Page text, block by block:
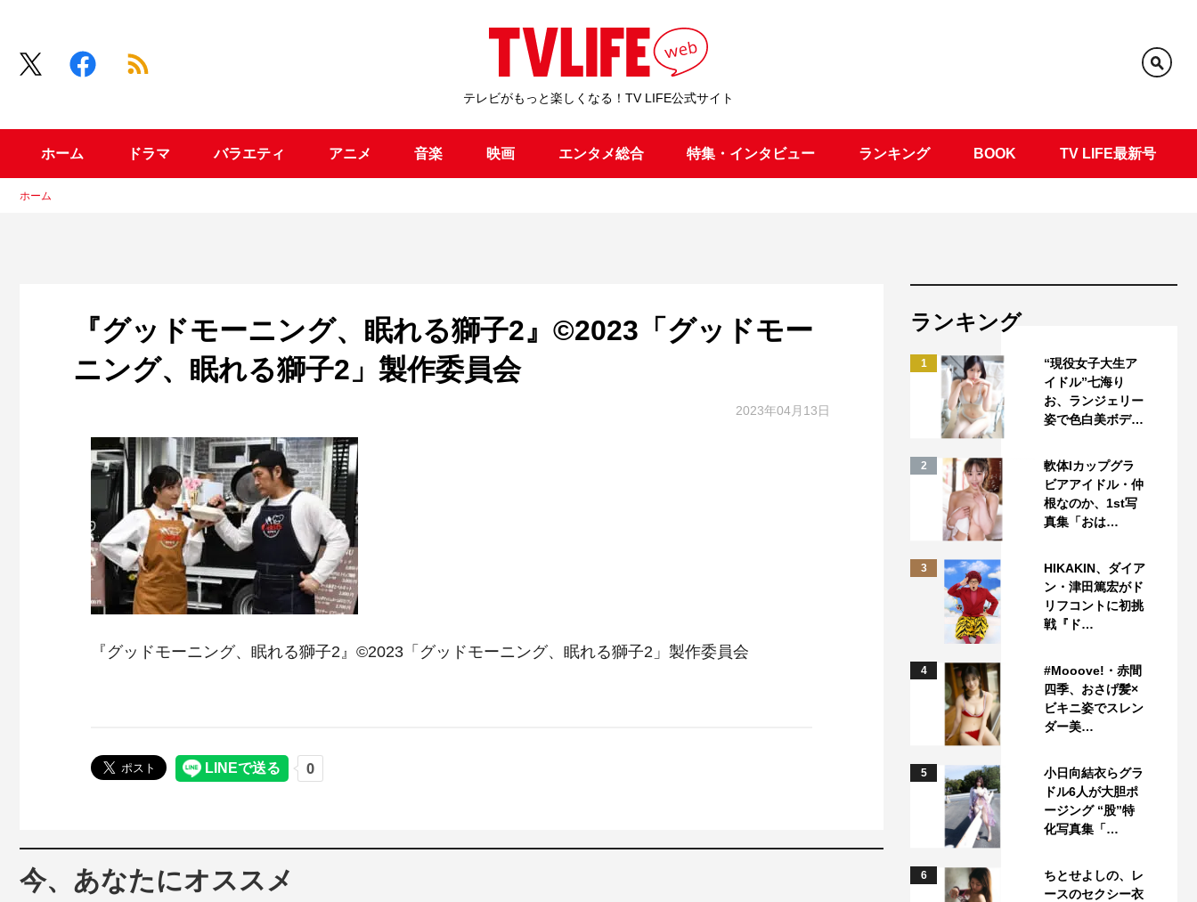
テレビがもっと楽しくなる！TV LIFE公式サイト
ホーム ドラマ バラエティ アニメ 音楽 映画 エンタメ総合 特集・インタビュー ランキング BOOK TV LIFE最新号
ホーム
『グッドモーニング、眠れる獅子2』©2023「グッドモー
ニング、眠れる獅子2」製作委員会
2023年04月13日
『グッドモーニング、眠れる獅子2』©2023「グッドモーニング、眠れる獅子2」製作委員会
今、あなたにオススメ
ランキング
1
“現役女子大生ア
イドル”七海り
お、ランジェリー
姿で色白美ボデ…
2
軟体Iカップグラ
ビアアイドル・仲
根なのか、1st写
真集「おは…
3
HIKAKIN、ダイア
ン・津田篤宏がド
リフコントに初挑
戦『ド…
4
#Mooove!・赤間
四季、おさげ髪×
ビキニ姿でスレン
ダー美…
5
小日向結衣らグラ
ドル6人が大胆ポ
ージング “股”特
化写真集「…
6
ちとせよしの、レ
ースのセクシー衣